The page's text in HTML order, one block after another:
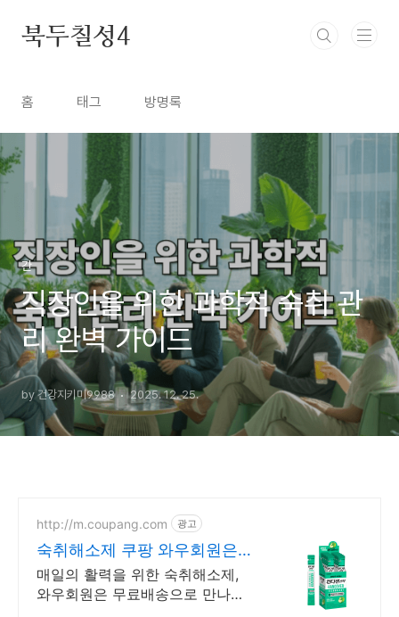
북두칠성4
홈 태그 방명록
간
직장인을 위한 과학적 숙취 관
리 완벽 가이드
by 건강지키미9988 2025. 12. 25.
http://m.coupang.com 광고
숙취해소제 쿠팡 와우회원은
30일 무료반품
매일의 활력을 위한 숙취해소제,
와우회원은 무료배송으로 만나보